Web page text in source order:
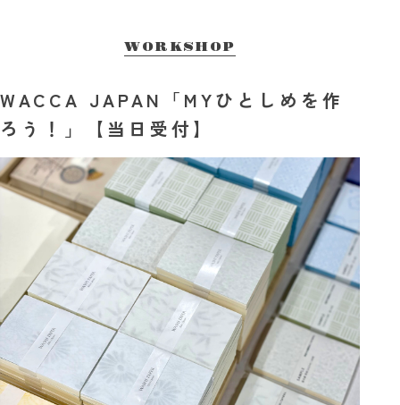
WORKSHOP
WACCA JAPAN「MYひとしめを作
ろう！」【当日受付】